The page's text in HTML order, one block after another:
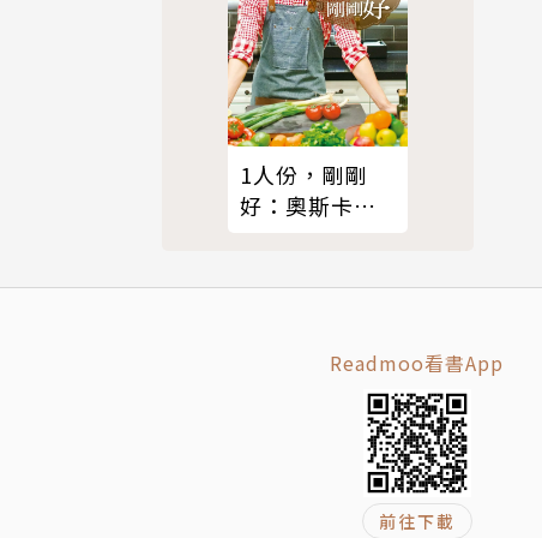
1人份，剛剛
好：奧斯卡的
Readmoo看書App
前往下載